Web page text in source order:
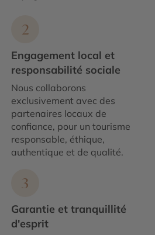
2
Engagement local et
responsabilité sociale
Nous collaborons
exclusivement avec des
partenaires locaux de
confiance, pour un tourisme
responsable, éthique,
authentique et de qualité.
3
Garantie et tranquillité
d'esprit